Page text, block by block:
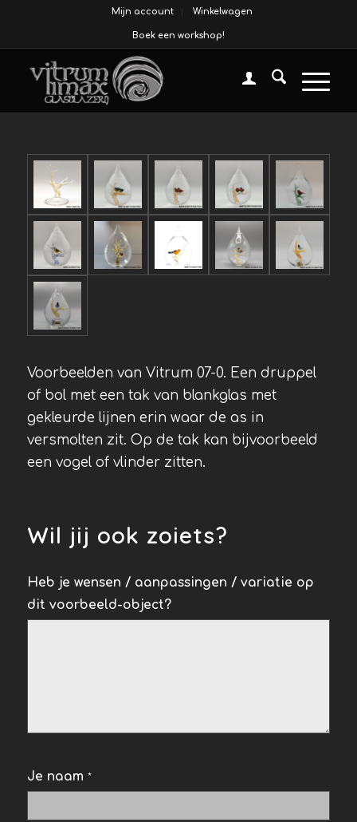
Mijn account Winkelwagen
Boek een workshop!
Voorbeelden van Vitrum 07-0. Een druppel
of bol met een tak van blankglas met
gekleurde lijnen erin waar de as in
versmolten zit. Op de tak kan bijvoorbeeld
een vogel of vlinder zitten.
Inspiratie
Wil jij ook zoiets?
Heb je wensen / aanpassingen / variatie op
dit voorbeeld-object?
Je naam *